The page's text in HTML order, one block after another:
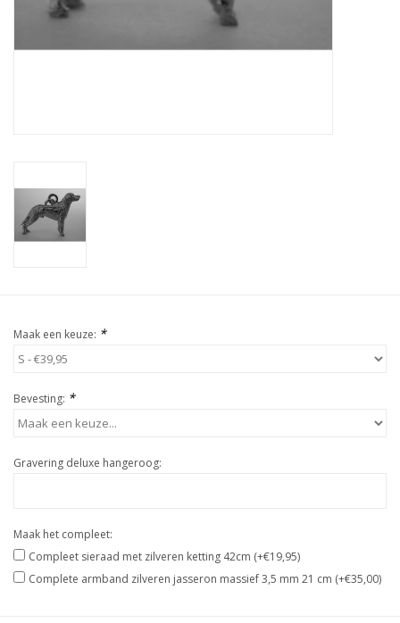
Maak een keuze: *
Bevesting: *
Gravering deluxe hangeroog:
Maak het compleet:
Compleet sieraad met zilveren ketting 42cm (+€19,95)
Complete armband zilveren jasseron massief 3,5 mm 21 cm (+€35,00)